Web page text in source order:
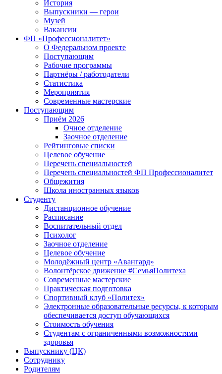
История
Выпускники — герои
Музей
Вакансии
ФП «Профессионалитет»
О Федеральном проекте
Поступающим
Рабочие программы
Партнёры / работодатели
Статистика
Мероприятия
Современные мастерские
Поступающим
Приём 2026
Очное отделение
Заочное отделение
Рейтинговые списки
Целевое обучение
Перечень специальностей
Перечень специальностей ФП Профессионалитет
Общежития
Школа иностранных языков
Студенту
Дистанционное обучение
Расписание
Воспитательный отдел
Психолог
Заочное отделение
Целевое обучение
Молодёжный центр «Авангард»
Волонтёрское движение #СемьяПолитеха
Современные мастерские
Практическая подготовка
Спортивный клуб «Политех»
Электронные образовательные ресурсы, к которым
обеспечивается доступ обучающихся
Стоимость обучения
Студентам с ограниченными возможностями
здоровья
Выпускнику (ЦК)
Сотруднику
Родителям